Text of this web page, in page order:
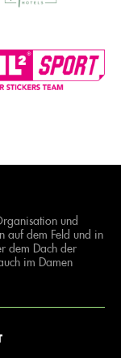
und
auf dem Feld und in
dem Dach der
im Damen